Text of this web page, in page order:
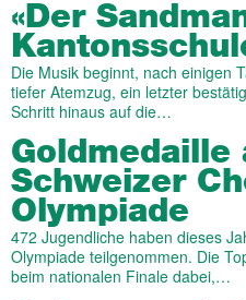
«Der
Die Musik beginnt, nach einigen
tiefer Atemzug, ein letzter
Schritt hinaus auf die…
Goldmedaille
Schweizer
Olympiade
472 Jugendliche haben dieses
Olympiade teilgenommen. Die
beim nationalen Finale dabei,…